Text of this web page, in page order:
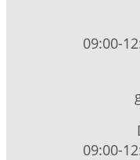
09:00-
09:00-